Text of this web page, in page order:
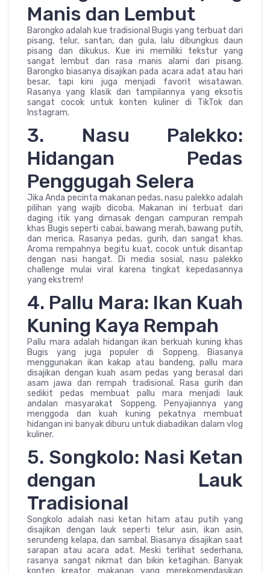
Manis dan Lembut
Barongko adalah kue tradisional Bugis yang terbuat dari
pisang, telur, santan, dan gula, lalu dibungkus daun
pisang dan dikukus. Kue ini memiliki tekstur yang
sangat lembut dan rasa manis alami dari pisang.
Barongko biasanya disajikan pada acara adat atau hari
besar, tapi kini juga menjadi favorit wisatawan.
Rasanya yang klasik dan tampilannya yang eksotis
sangat cocok untuk konten kuliner di TikTok dan
Instagram.
3. Nasu Palekko:
Hidangan Pedas
Penggugah Selera
Jika Anda pecinta makanan pedas, nasu palekko adalah
pilihan yang wajib dicoba. Makanan ini terbuat dari
daging itik yang dimasak dengan campuran rempah
khas Bugis seperti cabai, bawang merah, bawang putih,
dan merica. Rasanya pedas, gurih, dan sangat khas.
Aroma rempahnya begitu kuat, cocok untuk disantap
dengan nasi hangat. Di media sosial, nasu palekko
challenge mulai viral karena tingkat kepedasannya
yang ekstrem!
4. Pallu Mara: Ikan Kuah
Kuning Kaya Rempah
Pallu mara adalah hidangan ikan berkuah kuning khas
Bugis yang juga populer di Soppeng. Biasanya
menggunakan ikan kakap atau bandeng, pallu mara
disajikan dengan kuah asam pedas yang berasal dari
asam jawa dan rempah tradisional. Rasa gurih dan
sedikit pedas membuat pallu mara menjadi lauk
andalan masyarakat Soppeng. Penyajiannya yang
menggoda dan kuah kuning pekatnya membuat
hidangan ini banyak diburu untuk diabadikan dalam vlog
kuliner.
5. Songkolo: Nasi Ketan
dengan Lauk
Tradisional
Songkolo adalah nasi ketan hitam atau putih yang
disajikan dengan lauk seperti telur asin, ikan asin,
serundeng kelapa, dan sambal. Biasanya disajikan saat
sarapan atau acara adat. Meski terlihat sederhana,
rasanya sangat nikmat dan bikin ketagihan. Banyak
konten kreator makanan yang merekomendasikan